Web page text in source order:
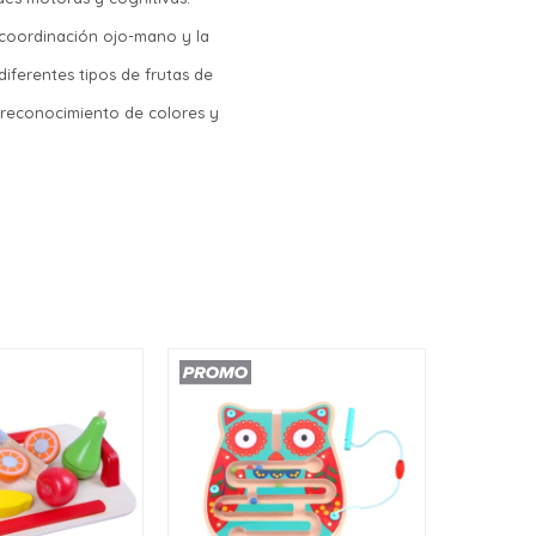
ojo-mano y la
tipos de frutas de
de colores y